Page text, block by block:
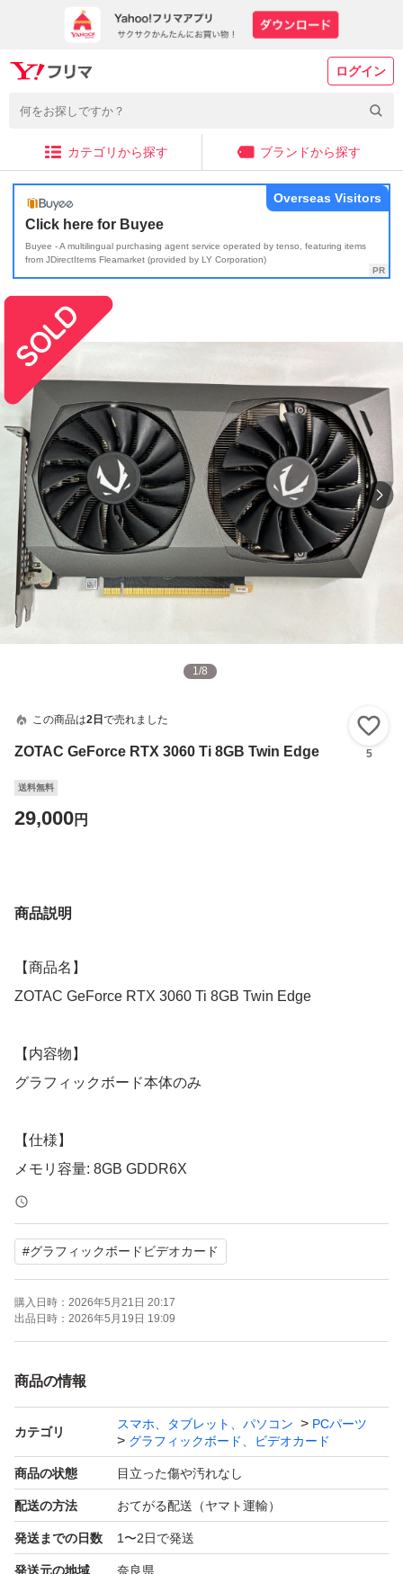
ログイン
カテゴリから探す ブランドから探す
Click here for Buyee
Buyee - A multilingual purchasing agent service operated by tenso, featuring items
from JDirectItems Fleamarket (provided by LY Corporation)
Overseas Visitors
1/8
この商品は2日 で売れました
ZOTAC GeForce RTX 3060 Ti 8GB Twin Edge 5
送料無料
29,000円
商品説明
【商品名】
ZOTAC GeForce RTX 3060 Ti 8GB Twin Edge
【内容物】
グラフィックボード本体のみ
【仕様】
メモリ容量: 8GB GDDR6X
出力端子: DisplayPort ×3、HDMI ×1
補助電源: 8ピン ×2
【状態・使用環境】
動作確認済み: FF14ベンチマーク完走済み(画像参照)
コンディション: 特に目立つ傷や汚れはありませんが、中
古品のため多少の使用感がございます。
出力チェック: DisplayPort、HDMIからの映像出力を確認
済みです。
#グラフィックボードビデオカード
購入日時： 2026年5月21日 20:17
出品日時： 2026年5月19日 19:09
商品の情報
カテゴリ
スマホ、タブレット、パソコン
PCパーツ
グラフィックボード、ビデオカード
商品の状態 目立った傷や汚れなし
配送の方法 おてがる配送（ヤマト運輸）
発送までの日数 1〜2日で発送
発送元の地域 奈良県